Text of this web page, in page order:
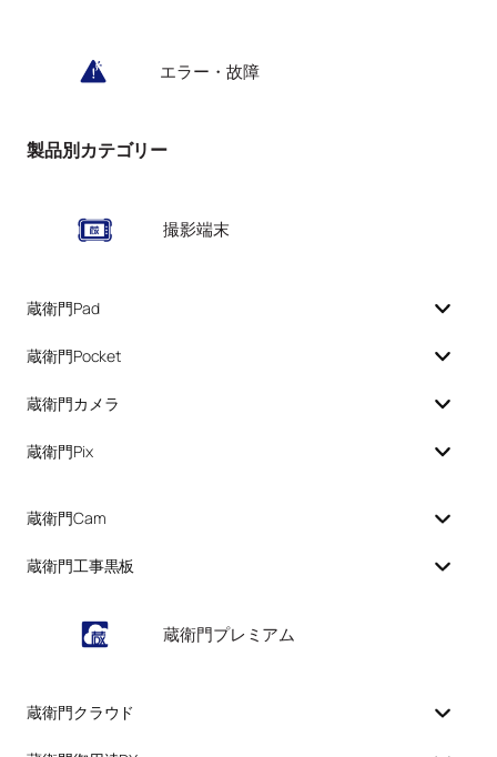
エラー・故障
製品別カテゴリー
撮影端末
蔵衛門Pad
蔵衛門Pocket
蔵衛門カメラ
蔵衛門Pix
蔵衛門Cam
蔵衛門工事黒板
蔵衛門プレミアム
蔵衛門クラウド